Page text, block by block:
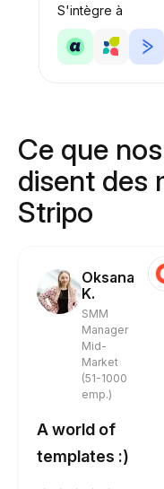
S'intègre à
Ce que
disent des
Stripo
Oksana
K.
SMM
Manager
Mid-
Market
(51-1000
emp.)
A world of
templates :)